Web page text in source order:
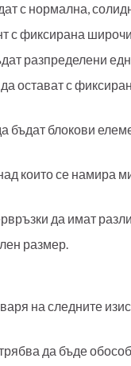
с нормална,
с фиксирана
разпределени
остават с
бъдат блокови
които се намира
да имат
размер.
на следните
да бъде